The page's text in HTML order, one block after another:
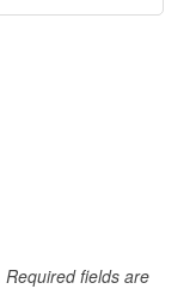
Required fields are